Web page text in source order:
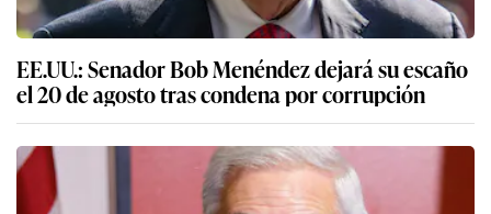
EE.UU.: Senador Bob Menéndez dejará su escaño
el 20 de agosto tras condena por corrupción